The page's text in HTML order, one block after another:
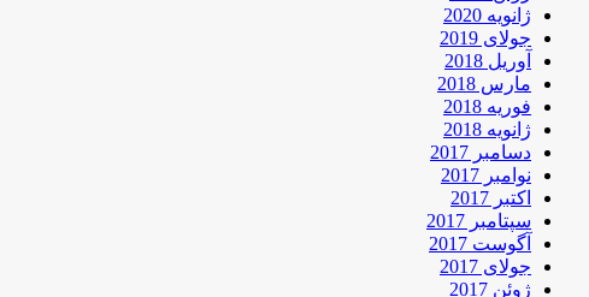
ژانویه 2020
جولای 2019
آوریل 2018
مارس 2018
فوریه 2018
ژانویه 2018
دسامبر 2017
نوامبر 2017
اکتبر 2017
سپتامبر 2017
آگوست 2017
جولای 2017
ژوئن 2017